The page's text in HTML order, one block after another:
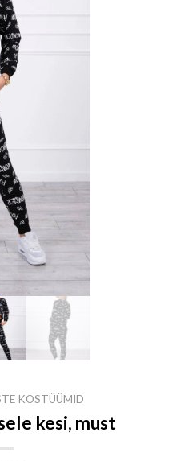
KOSTÜÜMID
kesi, must